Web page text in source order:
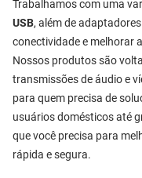
Trabalhamos com uma
USB, além de
conectividade e melhorar
Nossos produtos são
transmissões de áudio e
para quem precisa de
usuários domésticos até
que você precisa para
rápida e segura.